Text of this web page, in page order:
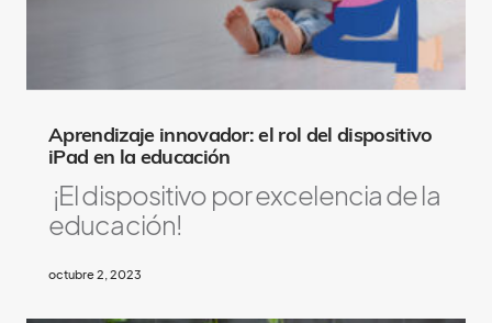
e
Aprendizaje innovador: el rol del dispositivo
iPad en la educación
¡El dispositivo por excelencia de la
educación!
octubre 2, 2023